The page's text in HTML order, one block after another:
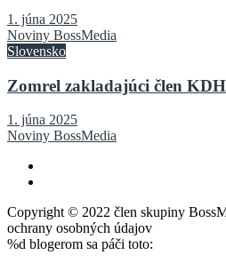
1. júna 2025
Noviny BossMedia
Slovensko
Zomrel zakladajúci člen
1. júna 2025
Noviny BossMedia
Copyright © 2022 člen skupiny
ochrany osobných údajov
%d blogerom sa páči toto: